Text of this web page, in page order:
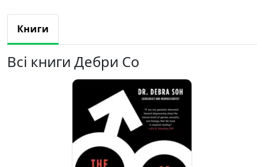
Книги
Всі книги Дебри Со